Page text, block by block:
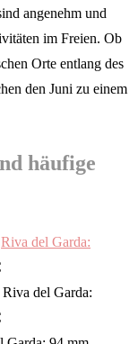
angenehm und
im Freien. Ob
Orte entlang des
den Juni zu einem
häufige
Riva del Garda:
del Garda: